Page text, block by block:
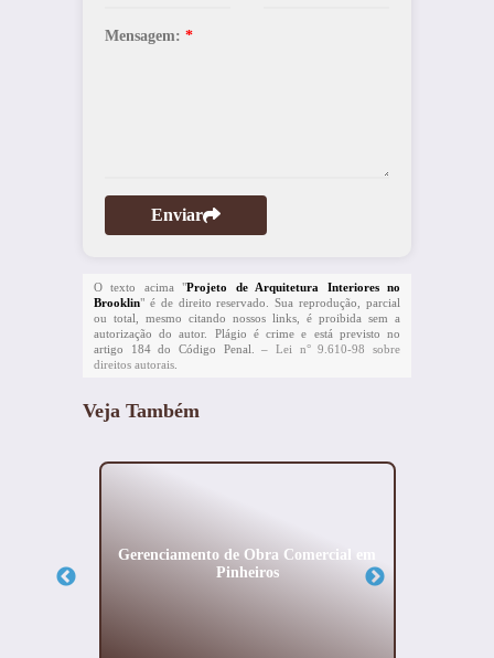
Mensagem: *
Enviar
O texto acima "Projeto de Arquitetura Interiores no
Brooklin" é de direito reservado. Sua reprodução, parcial
ou total, mesmo citando nossos links, é proibida sem a
autorização do autor. Plágio é crime e está previsto no
artigo 184 do Código Penal. –Lei n° 9.610-98 sobre
direitos autorais.
Veja Também
Gerenciamento de Obra Comercial em
Pinheiros